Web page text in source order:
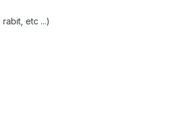
etc ...)